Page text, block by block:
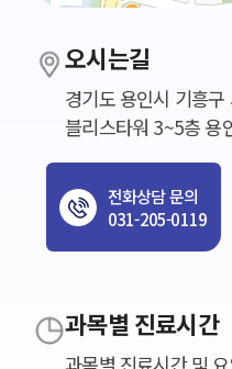
오시는길
경기도 용인시 기흥
블리스타워 3~5층 용
전화상담 문의
031-205-0119
과목별 진료시간